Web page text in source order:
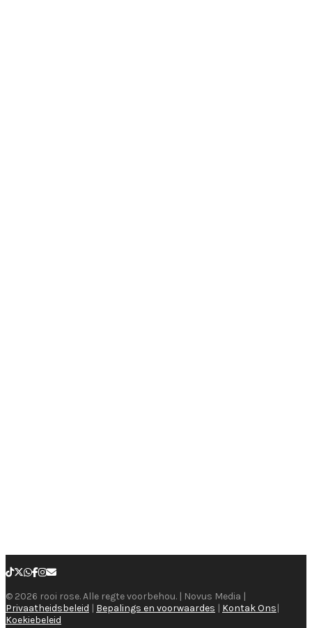
© 2026 rooi rose. Alle regte voorbehou. | Novus Media |
Privaatheidsbeleid | Bepalings en voorwaardes | Kontak Ons|
Koekiebeleid